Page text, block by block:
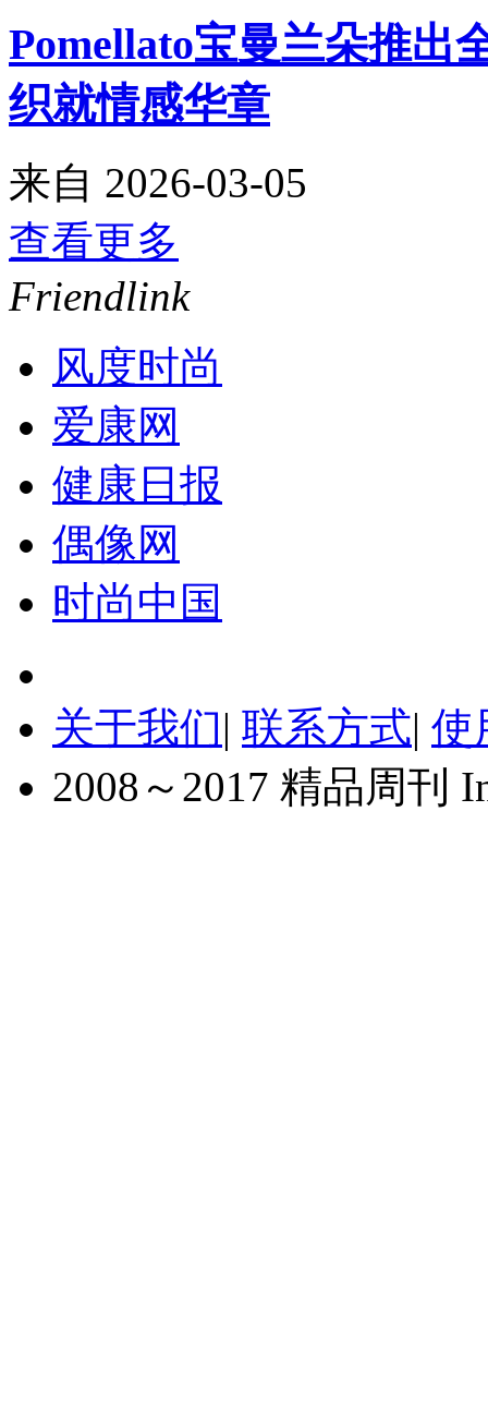
Pomellato宝曼兰朵推出
织就情感华章
来自 2026-03-05
查看更多
Friendlink
风度时尚
爱康网
健康日报
偶像网
时尚中国
关于我们| 联系方式| 使
2008～2017 精品周刊